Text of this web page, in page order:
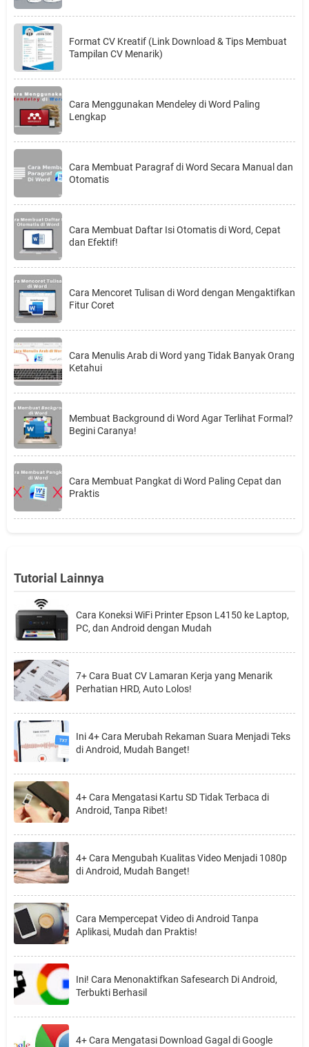
Format CV Kreatif (Link Download & Tips Membuat
Tampilan CV Menarik)
Cara Menggunakan Mendeley di Word Paling
Lengkap
Cara Membuat Paragraf di Word Secara Manual dan
Otomatis
Cara Membuat Daftar Isi Otomatis di Word, Cepat
dan Efektif!
Cara Mencoret Tulisan di Word dengan Mengaktifkan
Fitur Coret
Cara Menulis Arab di Word yang Tidak Banyak Orang
Ketahui
Membuat Background di Word Agar Terlihat Formal?
Begini Caranya!
Cara Membuat Pangkat di Word Paling Cepat dan
Praktis
Tutorial Lainnya
Cara Koneksi WiFi Printer Epson L4150 ke Laptop,
PC, dan Android dengan Mudah
7+ Cara Buat CV Lamaran Kerja yang Menarik
Perhatian HRD, Auto Lolos!
Ini 4+ Cara Merubah Rekaman Suara Menjadi Teks
di Android, Mudah Banget!
4+ Cara Mengatasi Kartu SD Tidak Terbaca di
Android, Tanpa Ribet!
4+ Cara Mengubah Kualitas Video Menjadi 1080p
di Android, Mudah Banget!
Cara Mempercepat Video di Android Tanpa
Aplikasi, Mudah dan Praktis!
Ini! Cara Menonaktifkan Safesearch Di Android,
Terbukti Berhasil
4+ Cara Mengatasi Download Gagal di Google